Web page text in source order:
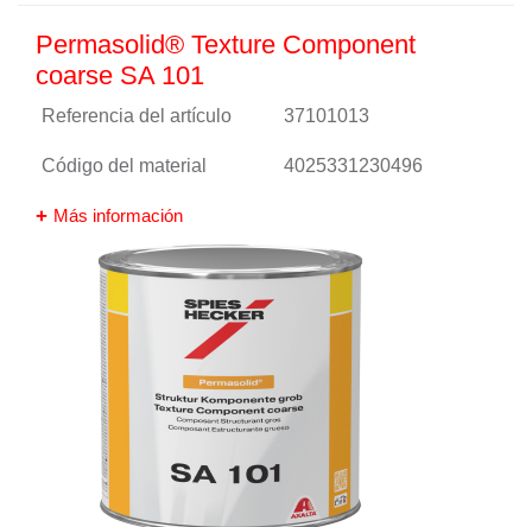
Permasolid® Texture Component
coarse SA 101
Referencia del artículo 37101013
Código del material 4025331230496
Más información